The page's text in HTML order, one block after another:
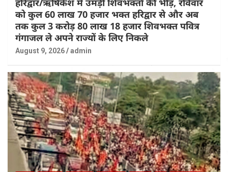
हरिद्वार/ऋषिकेश में उमड़ी शिवभक्तों की भीड़, रविवार
को कुल 60 लाख 70 हजार भक्त हरिद्वार से और अब
तक कुल 3 करोड़ 80 लाख 18 हजार शिवभक्त पवित्र
गंगाजल ले अपने राज्यों के लिए निकले
August 9, 2026 admin